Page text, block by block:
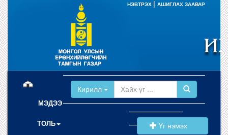
НЭВТРЭХ АШИГЛАХ ЗААВАР
МЭДЭЭ
ТОЛЬ
Кирилл
Үг нэмэх